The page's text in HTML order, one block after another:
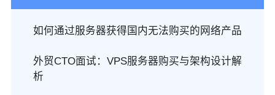
如何通过服务器获得国内无法购买的网络产品
外贸CTO面试：VPS服务器购买与架构设计解
析